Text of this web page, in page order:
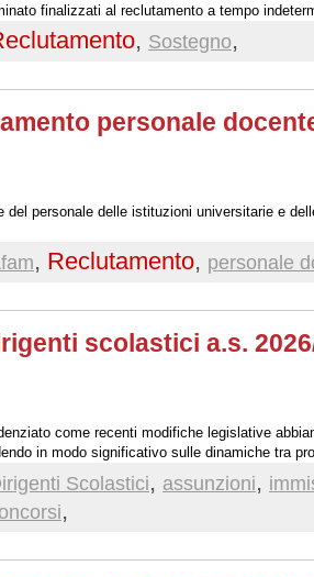
finalizzati al reclutamento a tempo
, Sostegno,
personale
del personale delle istituzioni universitarie e
, Reclutamento, personale
scolastici a.s.
come recenti modifiche legislative
in modo significativo sulle dinamiche tra
la necessità di criteri chiari, uniformi e
della procedura di mobilità, per
entrambe le procedure concorsuali
Scolastici, assunzioni,
,